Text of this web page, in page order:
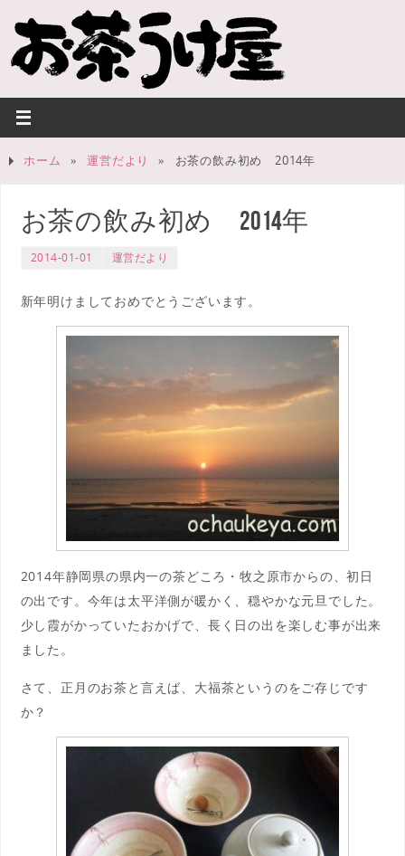
ホーム » 運営だより » お茶の飲み初め 2014年
お茶の飲み初め 2014年
2014-01-01 運営だより
新年明けましておめでとうございます。
2014年静岡県の県内一の茶どころ・牧之原市からの、初日
の出です。今年は太平洋側が暖かく、穏やかな元旦でした。
少し霞がかっていたおかげで、長く日の出を楽しむ事が出来
ました。
さて、正月のお茶と言えば、大福茶というのをご存じです
か？